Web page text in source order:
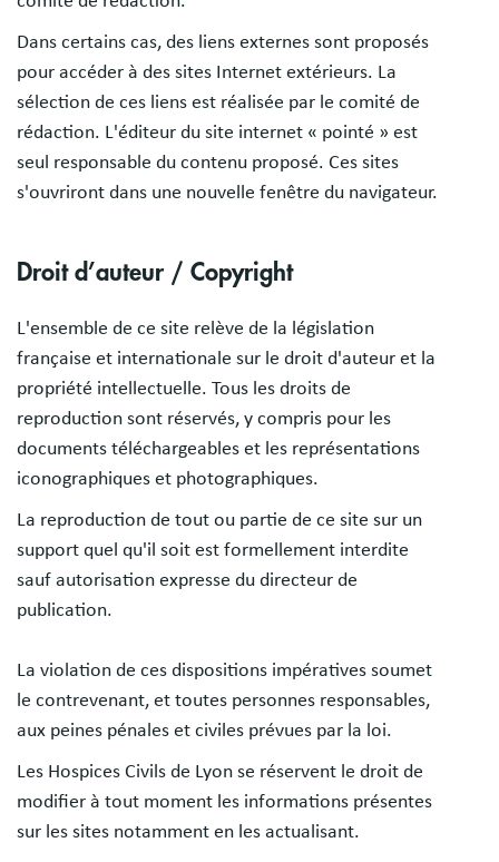
Dans certains cas, des liens externes sont proposés
pour accéder à des sites Internet extérieurs. La
sélection de ces liens est réalisée par le comité de
rédaction. L'éditeur du site internet « pointé » est
seul responsable du contenu proposé. Ces sites
s'ouvriront dans une nouvelle fenêtre du navigateur.
Droit d’auteur / Copyright
L'ensemble de ce site relève de la législation
française et internationale sur le droit d'auteur et la
propriété intellectuelle. Tous les droits de
reproduction sont réservés, y compris pour les
documents téléchargeables et les représentations
iconographiques et photographiques.
La reproduction de tout ou partie de ce site sur un
support quel qu'il soit est formellement interdite
sauf autorisation expresse du directeur de
publication.
La violation de ces dispositions impératives soumet
le contrevenant, et toutes personnes responsables,
aux peines pénales et civiles prévues par la loi.
Les Hospices Civils de Lyon se réservent le droit de
modifier à tout moment les informations présentes
sur les sites notamment en les actualisant.